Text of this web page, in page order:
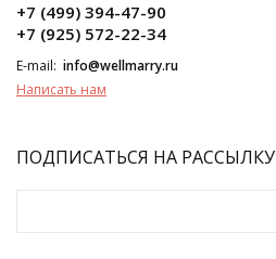
+7 (499) 394-47-90
+7 (925) 572-22-34
E-mail: info@wellmarry.ru
Написать нам
ПОДПИСАТЬСЯ НА РАССЫЛКУ